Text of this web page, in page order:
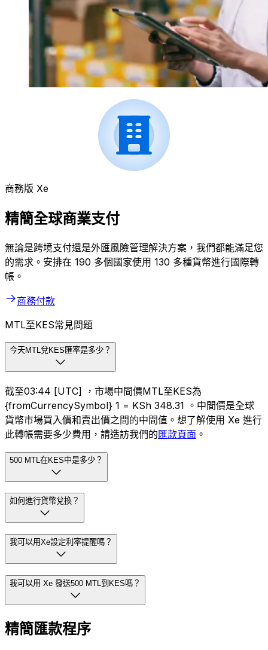
商務版 Xe
精簡全球商業支付
無論是跨境支付還是外匯風險管理解決方案，我們都能滿足您
的需求。安排在 190 多個國家使用 130 多種貨幣進行國際轉
帳。
商務付款
MTL至KES常見問題
今天MTL兌KES匯率是多少？
截至03:44 [UTC] ，市場中間價MTL至KES為
{fromCurrencySymbol} 1 = KSh 348.31 。中間價是全球
貨幣市場買入價和賣出價之間的中間值。想了解使用 Xe 進行
此轉帳需要多少費用，請造訪我們的匯款頁面 。
500 MTL在KES中是多少？
如何進行貨幣兌換？
我可以用Xe設定利率提醒嗎？
我可以用 Xe 發送500 MTL到KES嗎？
精簡匯款程序